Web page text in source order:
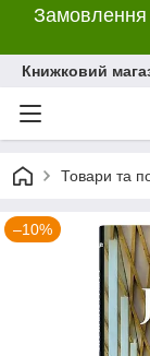
Замовлення
Книжковий
Товари та
–10%